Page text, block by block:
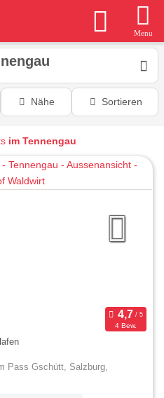
Menu
Nähe Sortieren
im Tennengau
4 Bew.
Pass Gschütt, Salzburg,